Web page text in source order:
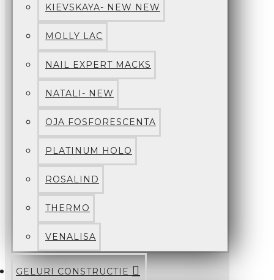
KIEVSKAYA- NEW NEW
MOLLY LAC
NAIL EXPERT MACKS
NATALI- NEW
OJA FOSFORESCENTA
PLATINUM HOLO
ROSALIND
THERMO
VENALISA
GELURI CONSTRUCTIE